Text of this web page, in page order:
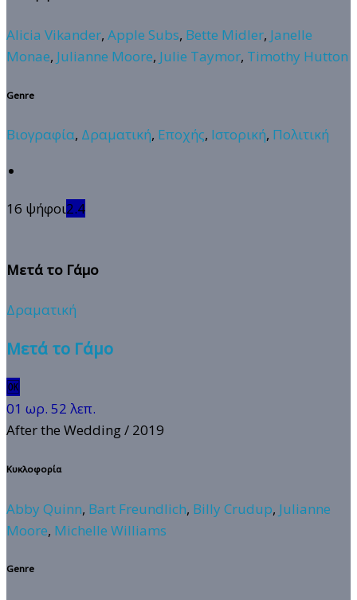
Alicia Vikander, Apple Subs, Bette Midler, Janelle
Monae, Julianne Moore, Julie Taymor, Timothy Hutton
Genre
Βιογραφία, Δραματική, Εποχής, Ιστορική, Πολιτική
16 ψήφοι2.4
Μετά το Γάμο
Δραματική
Μετά το Γάμο
🆗
01 ωρ. 52 λεπ.
After the Wedding/ 2019
Κυκλοφορία
Abby Quinn, Bart Freundlich, Billy Crudup, Julianne
Moore, Michelle Williams
Genre